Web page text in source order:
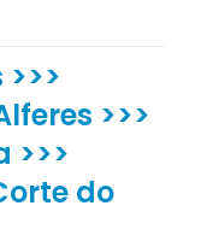
>>>
>>>
do